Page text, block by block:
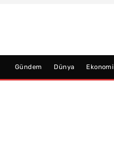
Gündem Dünya Ekonomi